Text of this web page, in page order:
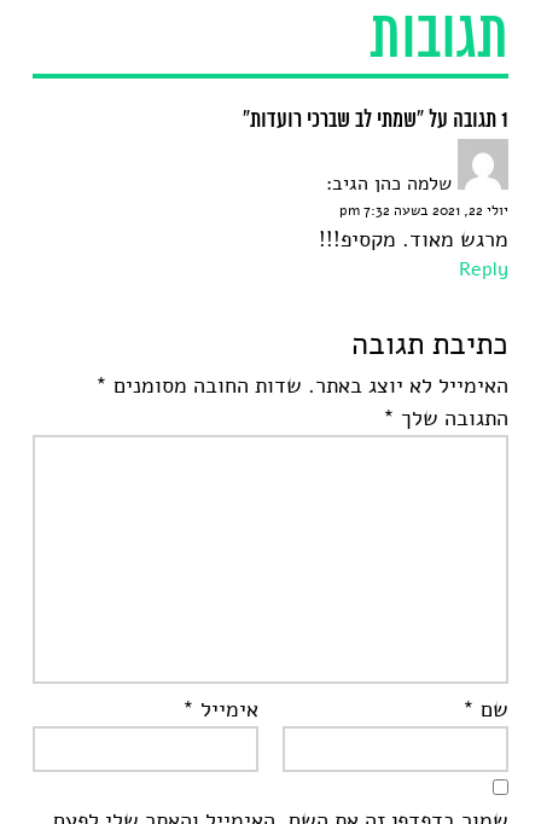
תגובות
1 תגובה על “שמתי לב שברכי רועדות”
שלמה כהן הגיב:
יולי 22, 2021 בשעה 7:32 pm
מרגש מאוד. מקסיפ!!!
Reply
כתיבת תגובה
האימייל לא יוצג באתר. שדות החובה מסומנים *
התגובה שלך *
שם * אימייל *